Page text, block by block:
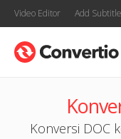
Video Editor Add
Konversi DOC